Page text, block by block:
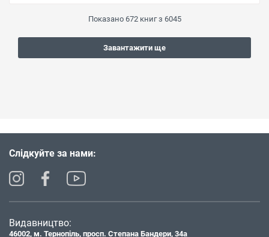
Показано 672книг з 6045
Завантажити ще
Слідкуйте за нами:
Видавництво:
46002, м. Тернопіль, просп. Степана Бандери, 34а